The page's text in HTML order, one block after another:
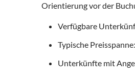
Orientierung vor der
Verfügbare
Typische Preisspanne:
Unterkünfte mit